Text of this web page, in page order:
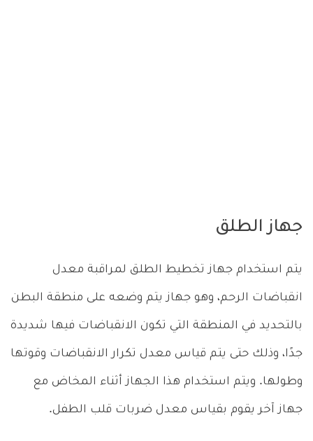
جهاز الطلق
يتم استخدام جهاز تخطيط الطلق لمراقبة معدل
انقباضات الرحم، وهو جهاز يتم وضعه على منطقة البطن
بالتحديد في المنطقة التي تكون الانقباضات فيها شديدة
جدًا، وذلك حتى يتم قياس معدل تكرار الانقباضات وقوتها
وطولها. ويتم استخدام هذا الجهاز أثناء المخاض مع
جهاز آخر يقوم بقياس معدل ضربات قلب الطفل.